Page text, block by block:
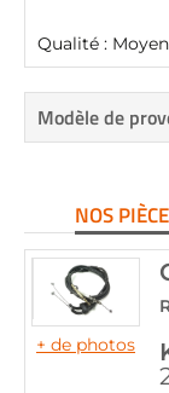
Qualité : Moyen
Modèle de
NOS
+ de photos